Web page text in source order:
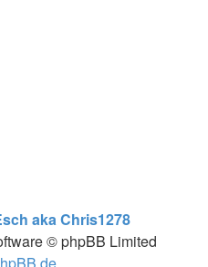
aka Chris1278
© phpBB Limited